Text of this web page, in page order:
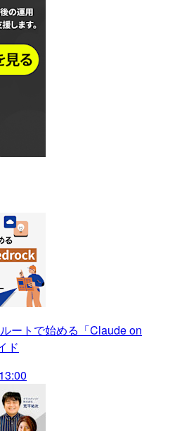
ートで始める「Claude on
ド